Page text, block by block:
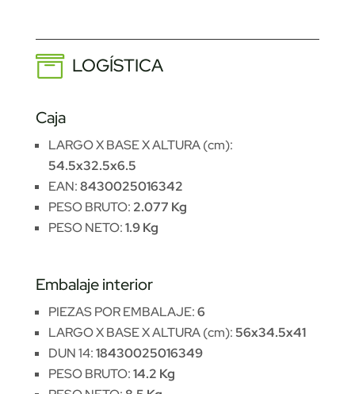
LOGÍSTICA
Caja
LARGO X BASE X ALTURA (cm):
54.5x32.5x6.5
EAN:8430025016342
PESO BRUTO: 2.077 Kg
PESO NETO:1.9 Kg
Embalaje interior
PIEZAS POR EMBALAJE:6
LARGO X BASE X ALTURA (cm):56x34.5x41
DUN 14:18430025016349
PESO BRUTO:14.2 Kg